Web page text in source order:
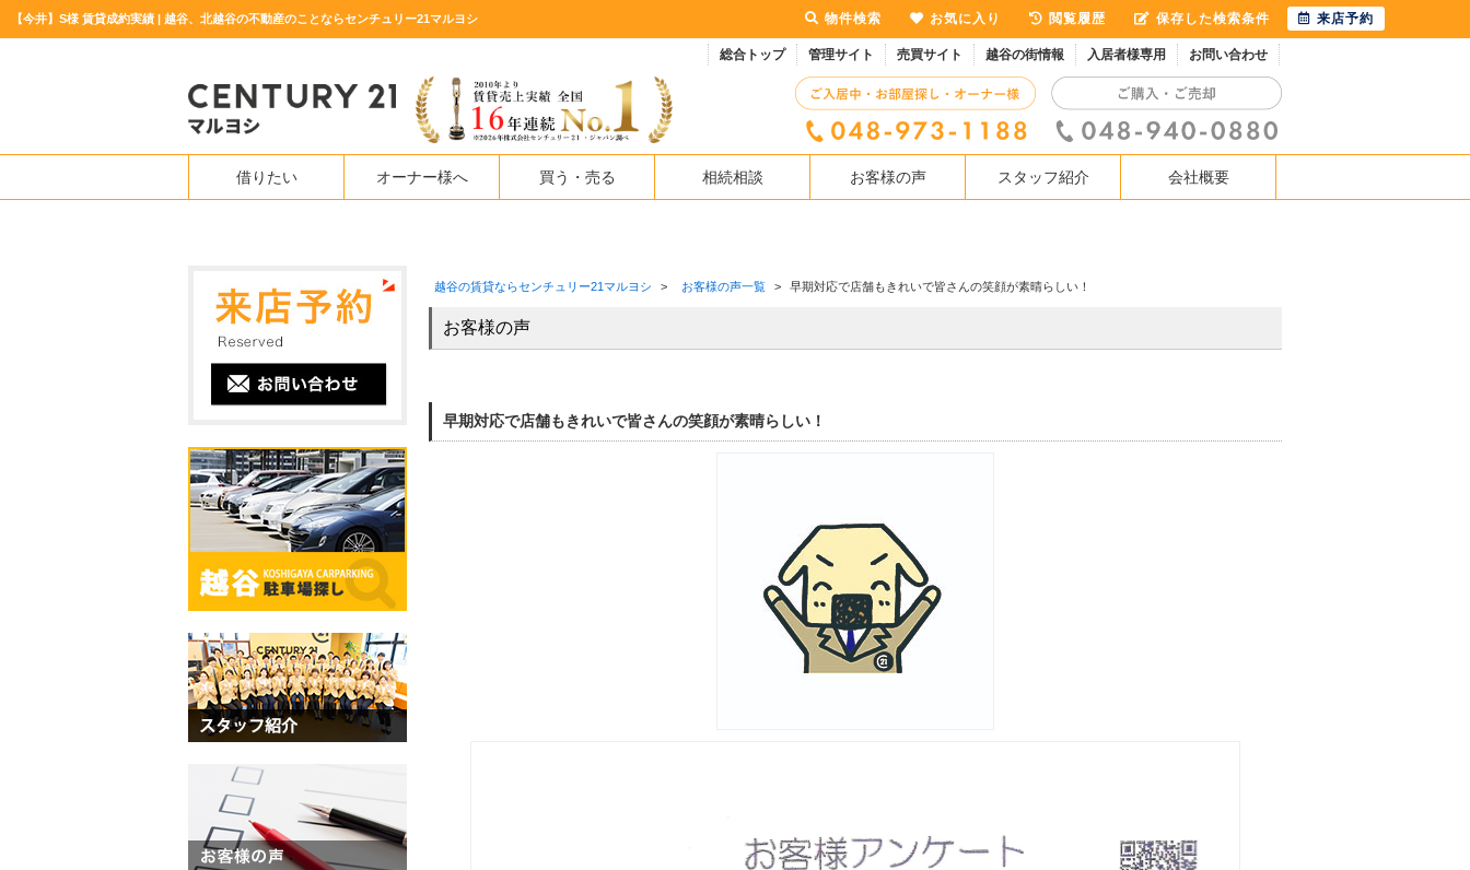
【今井】S様 賃貸成約実績 | 越谷、北越谷の不動産のことならセンチュリー21マルヨシ
総合トップ 管理サイト 売買サイト 越谷の街情報 入居者様専用 お問い合わせ
借りたい オーナー様へ 買う・売る 相続相談 お客様の声 スタッフ紹介 会社概要
越谷の賃貸ならセンチュリー21マルヨシ > お客様の声一覧 > 早期対応で店舗もきれいで皆さんの笑顔が素晴らしい！
お客様の声
早期対応で店舗もきれいで皆さんの笑顔が素晴らしい！
物件検索 お気に入り 閲覧履歴 保存した検索条件 来店予約